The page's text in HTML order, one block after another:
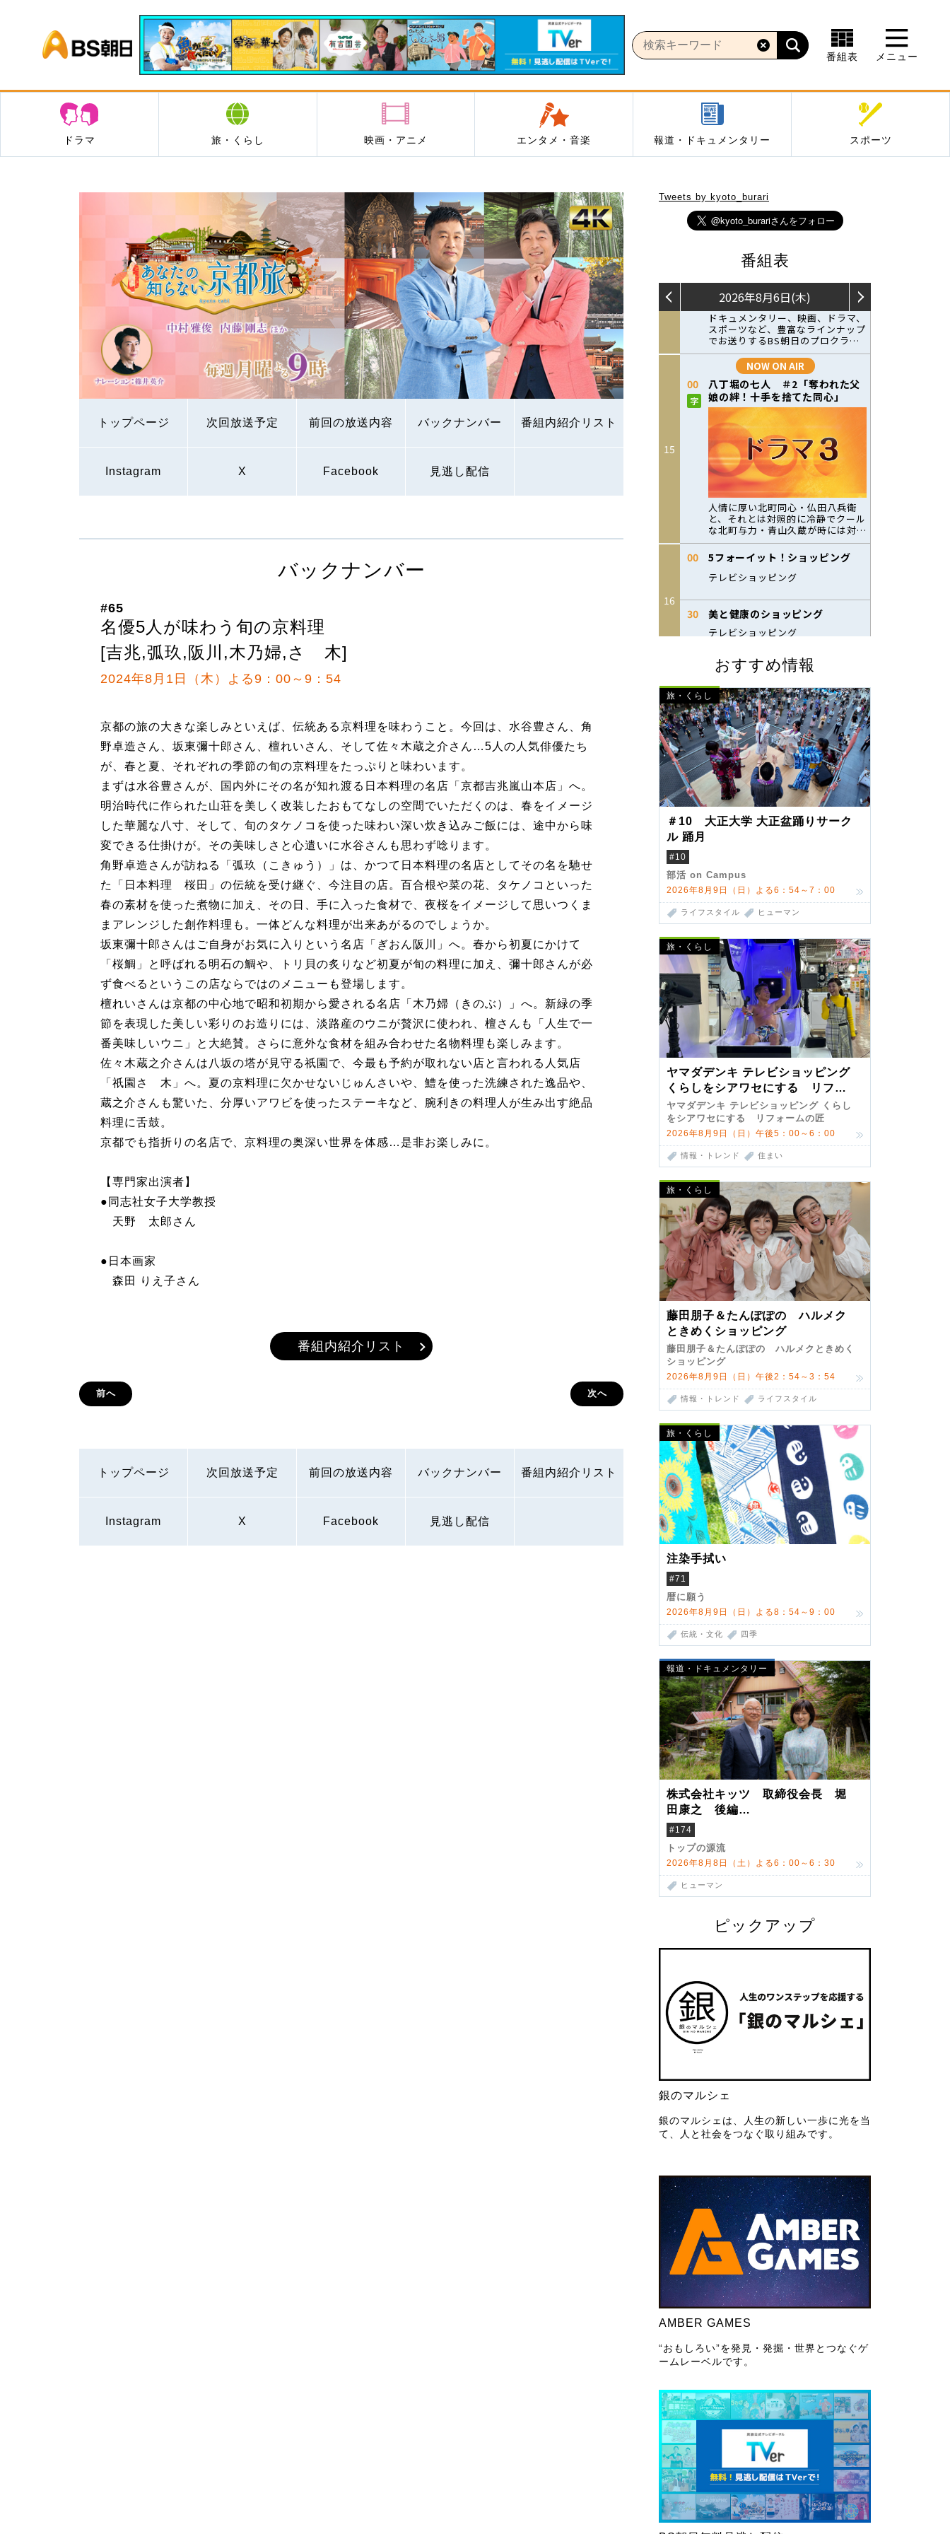
BS朝日
番組表 メニュー
ドラマ 旅・くらし 映画・アニメ エンタメ・音楽 報道・ドキュメンタリー スポーツ
トップページ 次回放送予定 前回の放送内容 バックナンバー 番組内紹介リスト
Instagram X Facebook 見逃し配信
Tweets by kyoto_burari
番組表
おすすめ情報
旅・くらし
＃10 大正大学 大正盆踊りサーク
ル 踊月
#10
部活 on Campus
2026年8月9日（日）よる6：54～7：00
ライフスタイル ヒューマン
旅・くらし
ヤマダデンキ テレビショッピング
くらしをシアワセにする リフォ
ームの匠 第7弾
ヤマダデンキ テレビショッピング くらし
をシアワセにする リフォームの匠
2026年8月9日（日）午後5：00～6：00
情報・トレンド 住まい
旅・くらし
藤田朋子＆たんぽぽの ハルメク
ときめくショッピング
藤田朋子＆たんぽぽの ハルメクときめく
ショッピング
2026年8月9日（日）午後2：54～3：54
情報・トレンド ライフスタイル
旅・くらし
注染手拭い
#71
暦に願う
2026年8月9日（日）よる8：54～9：00
伝統・文化 四季
報道・ドキュメンタリー
株式会社キッツ 取締役会長 堀
田康之 後編
米国駐在でも浮かんだ八ヶ岳 山
小屋を営んだ父母
#174
トップの源流
2026年8月8日（土）よる6：00～6：30
ヒューマン
ピックアップ
銀のマルシェ
銀のマルシェは、人生の新しい一歩に光を当
て、人と社会をつなぐ取り組みです。
AMBER GAMES
“おもしろい”を発見・発掘・世界とつなぐゲ
ームレーベルです。
バックナンバー
#65
名優5人が味わう旬の京料理
[吉兆,弧玖,阪川,木乃婦,さゝ木]
2024年8月1日（木）よる9：00～9：54
京都の旅の大きな楽しみといえば、伝統ある京料理を味わうこと。今回は、水谷豊さん、角
野卓造さん、坂東彌十郎さん、檀れいさん、そして佐々木蔵之介さん…5人の人気俳優たち
が、春と夏、それぞれの季節の旬の京料理をたっぷりと味わいます。
まずは水谷豊さんが、国内外にその名が知れ渡る日本料理の名店「京都吉兆嵐山本店」へ。
明治時代に作られた山荘を美しく改装したおもてなしの空間でいただくのは、春をイメージ
した華麗な八寸、そして、旬のタケノコを使った味わい深い炊き込みご飯には、途中から味
変できる仕掛けが。その美味しさと心遣いに水谷さんも思わず唸ります。
角野卓造さんが訪ねる「弧玖（こきゅう）」は、かつて日本料理の名店としてその名を馳せ
た「日本料理 桜田」の伝統を受け継ぐ、今注目の店。百合根や菜の花、タケノコといった
春の素材を使った煮物に加え、その日、手に入った食材で、夜桜をイメージして思いつくま
まアレンジした創作料理も。一体どんな料理が出来あがるのでしょうか。
坂東彌十郎さんはご自身がお気に入りという名店「ぎおん阪川」へ。春から初夏にかけて
「桜鯛」と呼ばれる明石の鯛や、トリ貝の炙りなど初夏が旬の料理に加え、彌十郎さんが必
ず食べるというこの店ならではのメニューも登場します。
檀れいさんは京都の中心地で昭和初期から愛される名店「木乃婦（きのぶ）」へ。新緑の季
節を表現した美しい彩りのお造りには、淡路産のウニが贅沢に使われ、檀さんも「人生で一
番美味しいウニ」と大絶賛。さらに意外な食材を組み合わせた名物料理も楽しみます。
佐々木蔵之介さんは八坂の塔が見守る祇園で、今最も予約が取れない店と言われる人気店
「祇園さゝ木」へ。夏の京料理に欠かせないじゅんさいや、鱧を使った洗練された逸品や、
蔵之介さんも驚いた、分厚いアワビを使ったステーキなど、腕利きの料理人が生み出す絶品
料理に舌鼓。
京都でも指折りの名店で、京料理の奥深い世界を体感…是非お楽しみに。
【専門家出演者】
●同志社女子大学教授
天野 太郎さん
●日本画家
森田 りえ子さん
番組内紹介リスト
前へ 次へ
トップページ 次回放送予定 前回の放送内容 バックナンバー 番組内紹介リスト
Instagram X Facebook 見逃し配信